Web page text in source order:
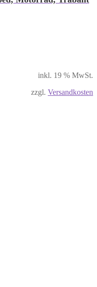
inkl. 19 % MwSt.
zzgl. Versandkosten